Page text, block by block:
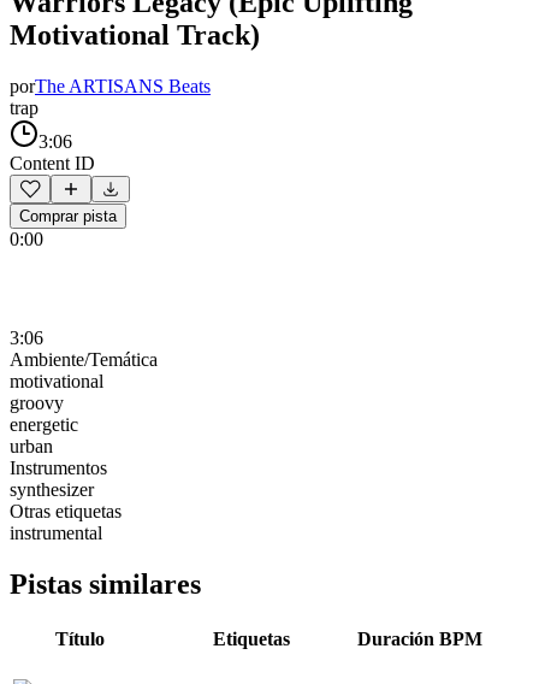
Motivational Track)
porThe ARTISANS Beats
trap
3:06
Content ID
Comprar pista
0:00
3:06
Ambiente/Temática
motivational
groovy
energetic
urban
Instrumentos
synthesizer
Otras etiquetas
instrumental
Pistas similares
Título Etiquetas Duración BPM